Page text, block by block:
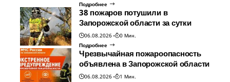
Подробнее
38 пожаров потушили в
Запорожской области за сутки
06.08.2026
0 Мин.
Подробнее
Чрезвычайная пожароопасность
объявлена в Запорожской области
06.08.2026
1 Мин.